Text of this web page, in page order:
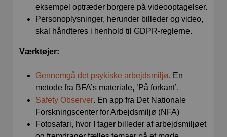
eksempel optræder borgere på videooptagelser.
Personoplysninger, herunder billeder og video,
skal håndteres i henhold til GDPR-reglerne.
Værktøjer:
Gennemgå det psykiske arbejdsmiljø. En
metode fra BFA’s materiale, ’På forkant’.
Safety Observer. En app fra Det Nationale
Forskningscenter for Arbejdsmiljø (NFA)
Fotosafari, hvor I tager billeder af arbejdsmiljøet